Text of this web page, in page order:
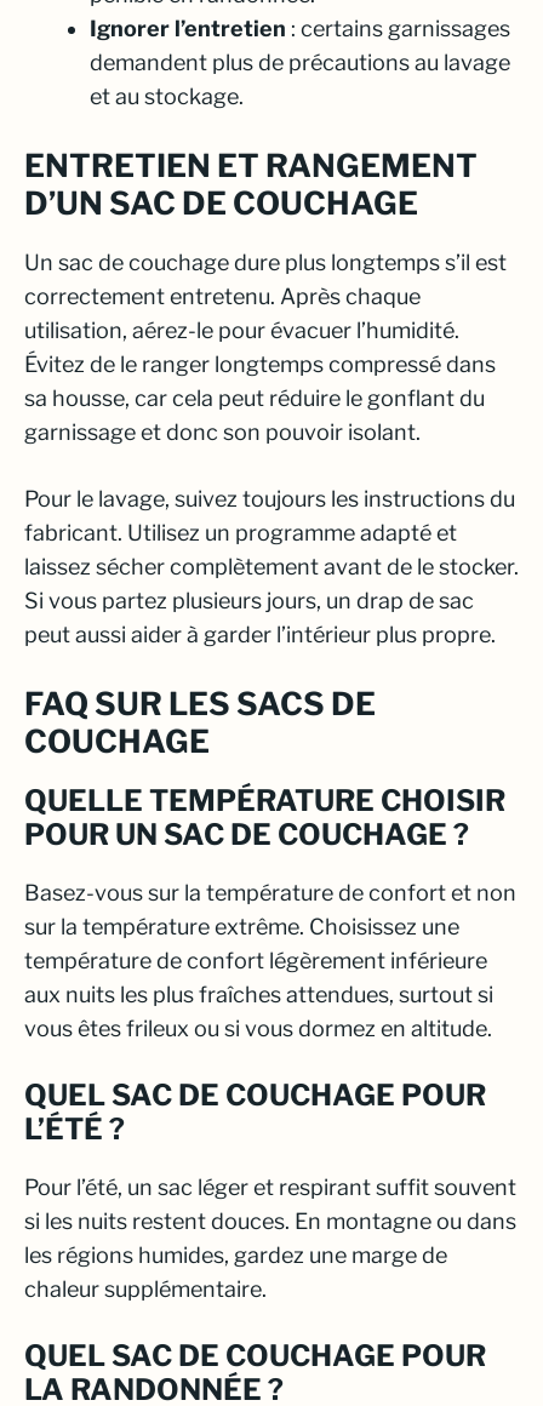
Ignorer l’entretien : certains garnissages
demandent plus de précautions au lavage
et au stockage.
ENTRETIEN ET RANGEMENT
D’UN SAC DE COUCHAGE
Un sac de couchage dure plus longtemps s’il est
correctement entretenu. Après chaque
utilisation, aérez-le pour évacuer l’humidité.
Évitez de le ranger longtemps compressé dans
sa housse, car cela peut réduire le gonflant du
garnissage et donc son pouvoir isolant.
Pour le lavage, suivez toujours les instructions du
fabricant. Utilisez un programme adapté et
laissez sécher complètement avant de le stocker.
Si vous partez plusieurs jours, un drap de sac
peut aussi aider à garder l’intérieur plus propre.
FAQ SUR LES SACS DE
COUCHAGE
QUELLE TEMPÉRATURE CHOISIR
POUR UN SAC DE COUCHAGE ?
Basez-vous sur la température de confort et non
sur la température extrême. Choisissez une
température de confort légèrement inférieure
aux nuits les plus fraîches attendues, surtout si
vous êtes frileux ou si vous dormez en altitude.
QUEL SAC DE COUCHAGE POUR
L’ÉTÉ ?
Pour l’été, un sac léger et respirant suffit souvent
si les nuits restent douces. En montagne ou dans
les régions humides, gardez une marge de
chaleur supplémentaire.
QUEL SAC DE COUCHAGE POUR
LA RANDONNÉE ?